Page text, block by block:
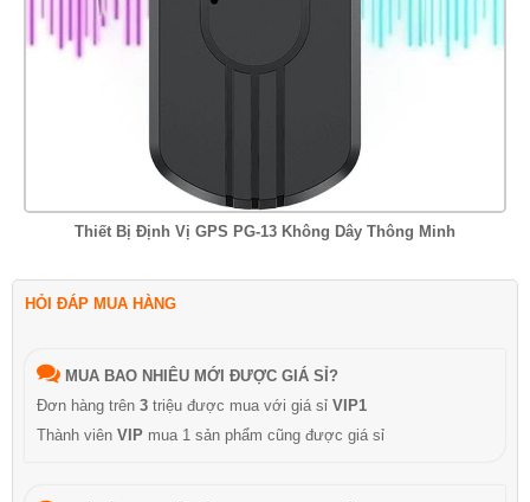
Thiết Bị Định Vị GPS PG-13 Không Dây Thông Minh
HỎI ĐÁP MUA HÀNG
MUA BAO NHIÊU MỚI ĐƯỢC GIÁ SỈ?
Đơn hàng trên 3 triệu được mua với giá sỉ VIP1
Thành viên VIP mua 1 sản phẩm cũng được giá sỉ